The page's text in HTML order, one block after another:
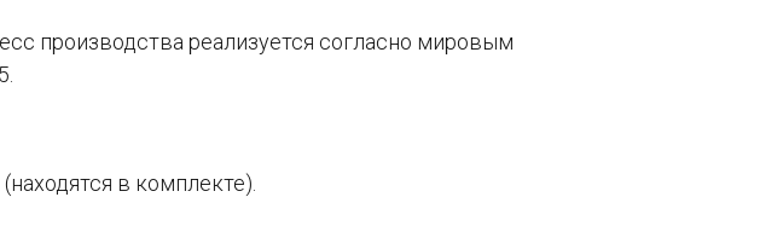
производства реализуется согласно мировым
в комплекте).